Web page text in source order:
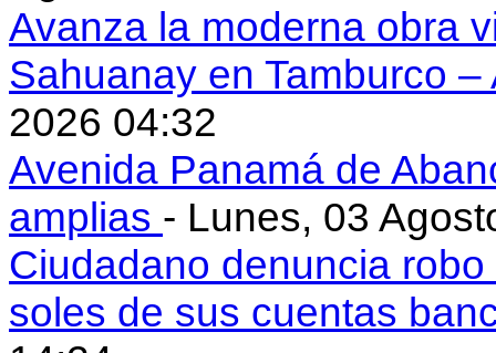
Avanza la moderna obra
Sahuanay en Tamburco
2026 04:32
Avenida Panamá de
amplias - Lunes, 03
Ciudadano denuncia
soles de sus cuentas